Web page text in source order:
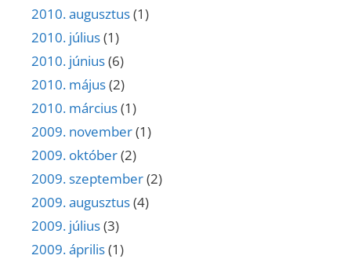
2010. augusztus(1)
2010. július(1)
2010. június(6)
2010. május(2)
2010. március(1)
2009. november(1)
2009. október(2)
2009. szeptember(2)
2009. augusztus(4)
2009. július(3)
2009. április(1)